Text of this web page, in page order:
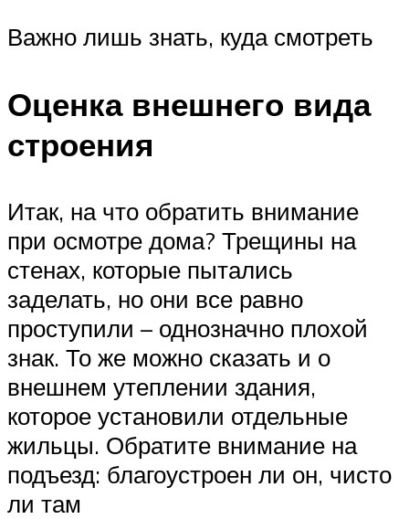
Важно лишь знать, куда смотреть
Оценка внешнего вида
строения
Итак, на что обратить внимание
при осмотре дома? Трещины на
стенах, которые пытались
заделать, но они все равно
проступили – однозначно плохой
знак. То же можно сказать и о
внешнем утеплении здания,
которое установили отдельные
жильцы. Обратите внимание на
подъезд: благоустроен ли он, чисто
ли там